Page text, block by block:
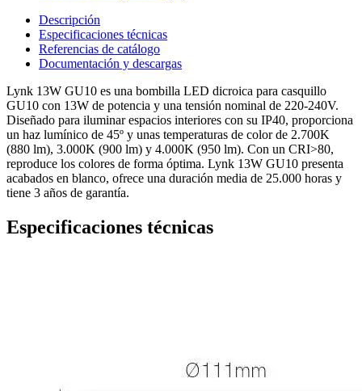
Descripción
Especificaciones técnicas
Referencias de catálogo
Documentación y descargas
Lynk 13W GU10 es una bombilla LED dicroica para casquillo
GU10 con 13W de potencia y una tensión nominal de 220-240V.
Diseñado para iluminar espacios interiores con su IP40, proporciona
un haz lumínico de 45º y unas temperaturas de color de 2.700K
(880 lm), 3.000K (900 lm) y 4.000K (950 lm). Con un CRI>80,
reproduce los colores de forma óptima. Lynk 13W GU10 presenta
acabados en blanco, ofrece una duración media de 25.000 horas y
tiene 3 años de garantía.
Especificaciones técnicas